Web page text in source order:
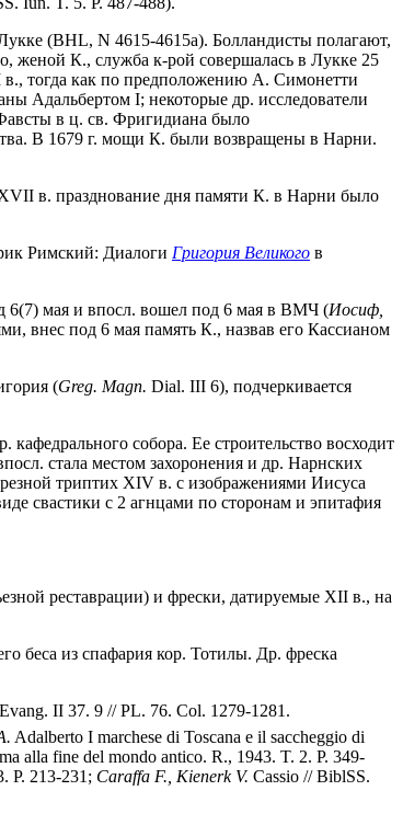
(BHL, N 4615-4615a). Болландисты полагают,
женой К., служба к-рой совершалась в Лукке 25
в., тогда как по предположению А. Симонетти
Адальбертом I; некоторые др. исследователи
в ц. св. Фригидиана было
В 1679 г. мощи К. были возвращены в Нарни.
в. празднование дня памяти К. в Нарни было
Римский: Диалоги Григория Великого в
6(7) мая и впосл. вошел под 6 мая в ВМЧ (Иосиф,
внес под 6 мая память К., назвав его Кассианом
(Greg. Magn. Dial. III 6), подчеркивается
собора. Ее строительство восходит
стала местом захоронения и др. Нарнских
триптих XIV в. с изображениями Иисуса
свастики с 2 агнцами по сторонам и эпитафия
реставрации) и фрески, датируемые XII в., на
беса из спафария кор. Тотилы. Др. фреска
II 37. 9 // PL. 76. Col. 1279-1281.
Adalberto I marchese di Toscana e il saccheggio di
alla fine del mondo antico. R., 1943. T. 2. P. 349-
P. 213-231; Caraffa F., Kienerk V. Cassio // BiblSS.